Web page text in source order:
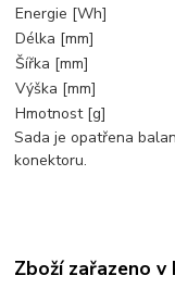
Energie [Wh]
Délka [mm]
Šířka [mm]
Výška [mm]
Hmotnost [g]
Sada je opatřena
konektoru.
Zboží zařazeno